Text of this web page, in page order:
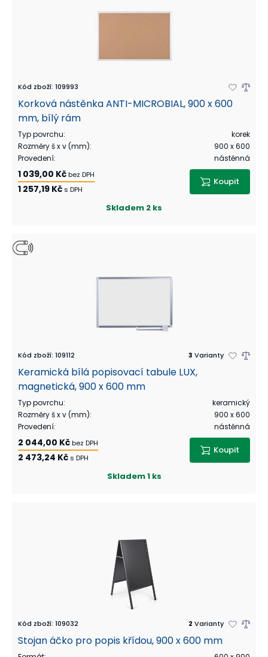
Kód zboží: 109993
Korková nástěnka ANTI-MICROBIAL, 900 x 600
mm, bílý rám
Typ povrchu:
korek
Rozměry š x v (mm):
900 x 600
Provedení: nástěnná
1 039,00 Kčbez DPH
1 257,19 Kč s DPH
Koupit
Skladem 2 ks
Kód zboží: 109112 3 Varianty
Keramická bílá popisovací tabule LUX,
magnetická, 900 x 600 mm
Typ povrchu:
keramický
Rozměry š x v (mm):
900 x 600
Provedení: nástěnná
2 044,00 Kčbez DPH
2 473,24 Kč s DPH
Koupit
Skladem1 ks
Kód zboží: 109032 2 Varianty
Stojan áčko pro popis křídou, 900 x 600 mm